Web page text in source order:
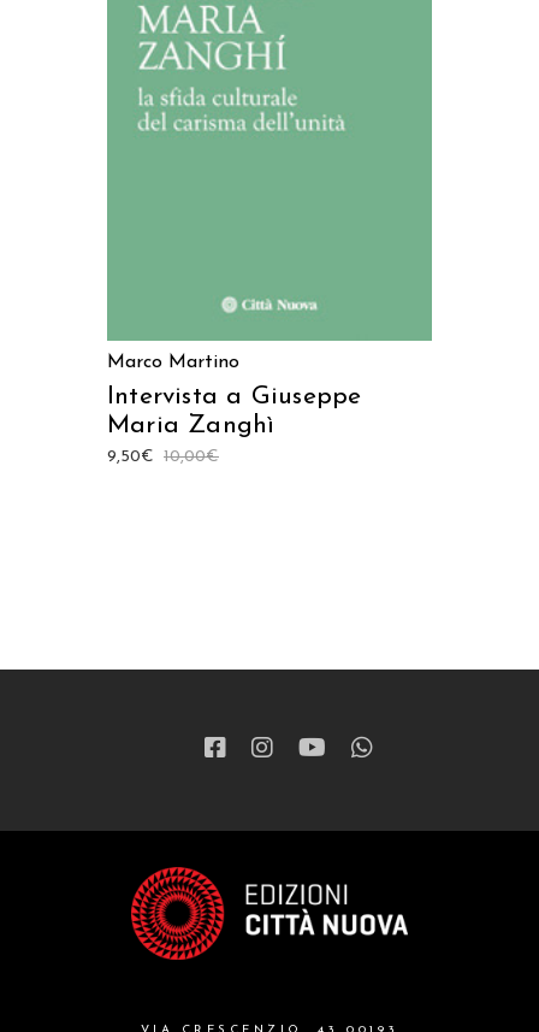
AGGIUNGI AL CARRELLO
Marco Martino
Intervista a Giuseppe
Maria Zanghì
10,00€
9,50€